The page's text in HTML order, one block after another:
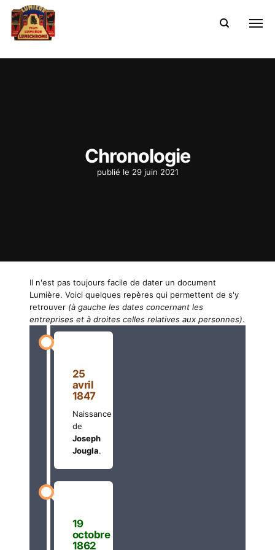
Chronologie
publié le 29 juin 2021
Il n'est pas toujours facile de dater un document
Lumière. Voici quelques repères qui permettent de s'y
retrouver (à gauche les dates concernant les
entreprises et à droites celles relatives aux personnes).
25
avril
1847
Naissance
de
Joseph
Jougla.
19
octobre
1862